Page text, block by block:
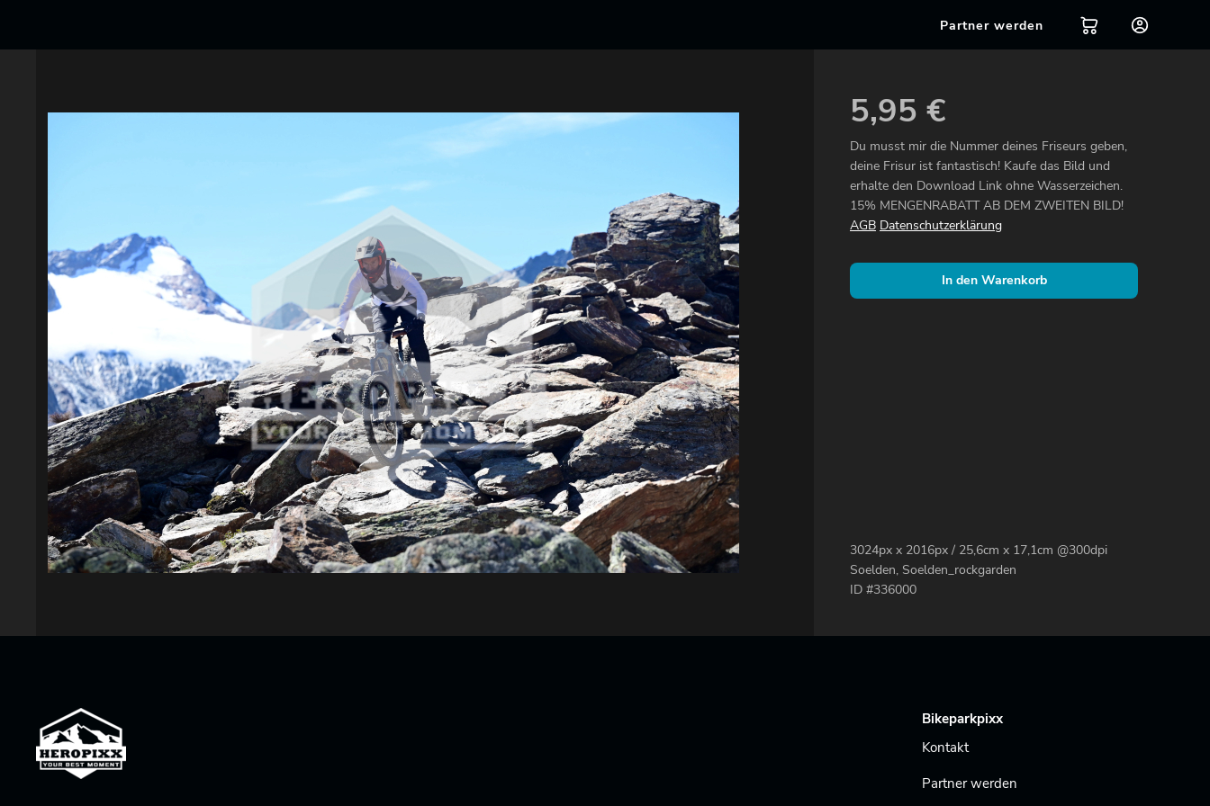
Partner werden
5,95 €
Du musst mir die Nummer deines Friseurs geben,
deine Frisur ist fantastisch! Kaufe das Bild und
erhalte den Download Link ohne Wasserzeichen.
15% MENGENRABATT AB DEM ZWEITEN BILD!
AGB Datenschutzerklärung
In den Warenkorb
3024px x 2016px / 25,6cm x 17,1cm @300dpi
Soelden, Soelden_rockgarden
ID #336000
Bikeparkpixx
Kontakt
Partner werden